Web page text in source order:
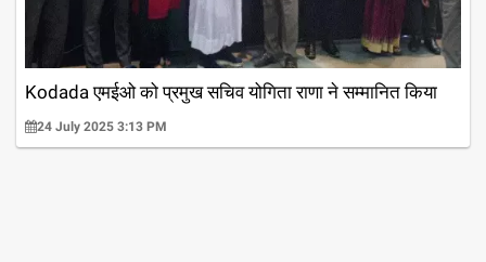
Kodada एमईओ को प्रमुख सचिव योगिता राणा ने सम्मानित किया
24 July 2025 3:13 PM